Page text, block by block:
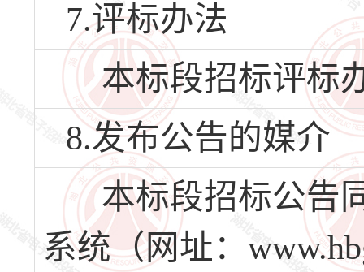
7.评标办法
本标段招标评标
8.发布公告的媒介
本标段招标公告
系统（网址：